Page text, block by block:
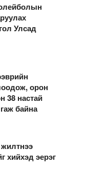
Улсад
орон
38 настай
байна
хийхэд эерэг